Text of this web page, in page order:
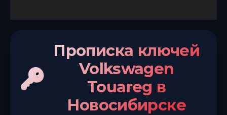
Прописка ключей
Volkswagen
Touareg в
Новосибирске